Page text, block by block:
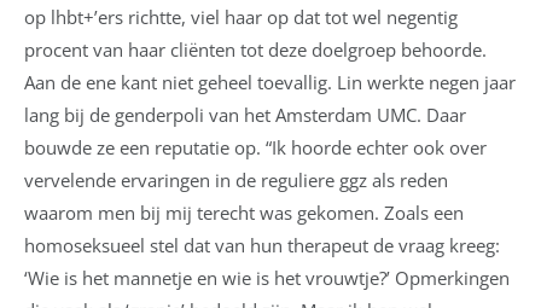
op lhbt+’ers richtte, viel haar op dat tot wel negentig
procent van haar cliënten tot deze doelgroep behoorde.
Aan de ene kant niet geheel toevallig. Lin werkte negen jaar
lang bij de genderpoli van het Amsterdam UMC. Daar
bouwde ze een reputatie op. “Ik hoorde echter ook over
vervelende ervaringen in de reguliere ggz als reden
waarom men bij mij terecht was gekomen. Zoals een
homoseksueel stel dat van hun therapeut de vraag kreeg:
‘Wie is het mannetje en wie is het vrouwtje?’ Opmerkingen